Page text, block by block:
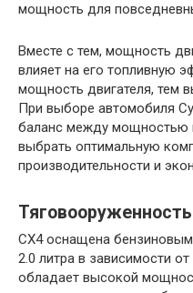
мощность для
Вместе с тем, мощность
влияет на его топливную
мощность двигателя, тем
При выборе автомобиля
баланс между мощностью
выбрать оптимальную
производительности и
СХ4 оснащена
2.0 литра в зависимости
обладает высокой